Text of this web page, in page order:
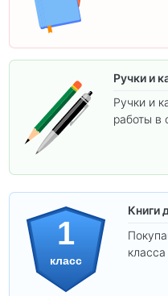
Ручки и
Ручки и
работы в
1
класс
Книги